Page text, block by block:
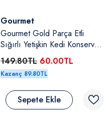
Satıcı:
Gourmet
Gourmet Gold Parça Etli
Sığırlı Yetişkin Kedi Konserve
Yaş Maması 85 Gr
149.80TL 60.00TL
Kazanç 89.80TL
Sepete Ekle